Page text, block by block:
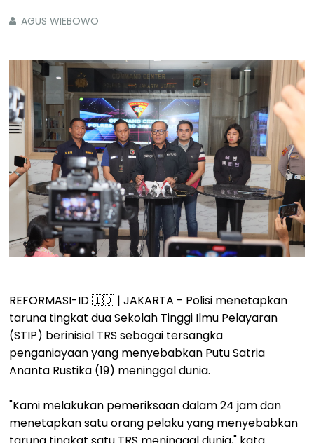
AGUS WIEBOWO
REFORMASI-ID 🇮🇩 | JAKARTA - Polisi menetapkan
taruna tingkat dua Sekolah Tinggi Ilmu Pelayaran
(STIP) berinisial TRS sebagai tersangka
penganiayaan yang menyebabkan Putu Satria
Ananta Rustika (19) meninggal dunia.
"Kami melakukan pemeriksaan dalam 24 jam dan
menetapkan satu orang pelaku yang menyebabkan